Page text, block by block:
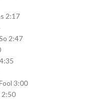
2:17
2:47
3:00
2:50